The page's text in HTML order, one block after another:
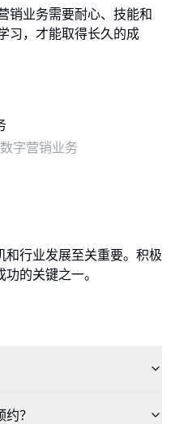
销业务需要耐心、技能和
习，才能取得长久的成
字营销业务
和行业发展至关重要。积极
的关键之一。
？